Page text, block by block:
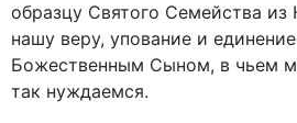
образцу Святого Семейства из
нашу веру, упование и
Божественным Сыном, в чьем
так нуждаемся.